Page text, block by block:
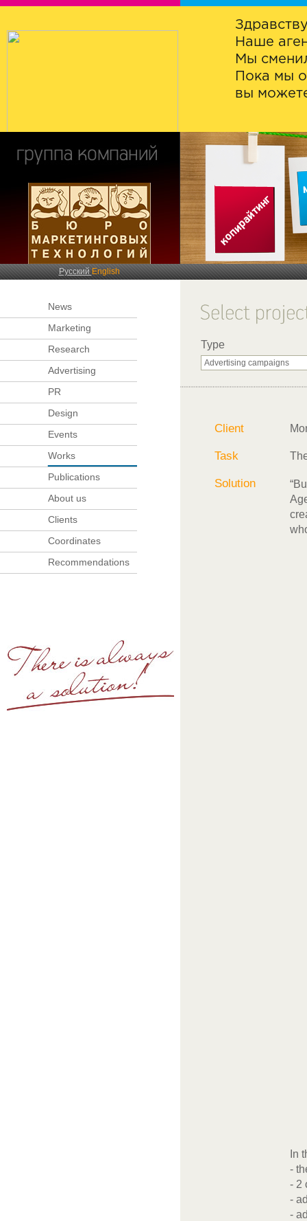
Наше
Мы
Пока мы
вы
РусскийEnglish
News
Marketing
Research
Advertising
PR
Design
Events
Works
Publications
About us
Clients
Coordinates
Recommendations
Type
Client
Task
Solution
In
-
- 2
-
-